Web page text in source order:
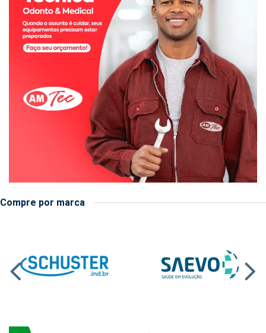
Compre por marca